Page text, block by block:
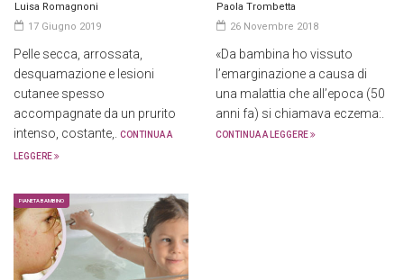
Luisa Romagnoni
17 Giugno 2019
Pelle secca, arrossata,
desquamazione e lesioni
cutanee spesso
accompagnate da un prurito
intenso, costante,.
CONTINUA A
LEGGERE
Paola Trombetta
26 Novembre 2018
«Da bambina ho vissuto
l’emarginazione a causa di
una malattia che all’epoca (50
anni fa) si chiamava eczema:.
CONTINUA A LEGGERE
PIANETA BAMBINO